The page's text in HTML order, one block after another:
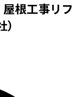
根工事リフ
）